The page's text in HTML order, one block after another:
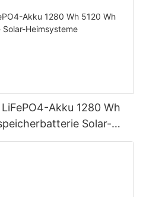
Akku 1280 Wh
Solar-